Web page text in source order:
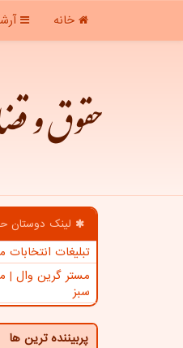
خانه
حقوق و
لینک دوستان
تبلیغات
مستر گرین وال |
سبز
پربیننده ترین ها